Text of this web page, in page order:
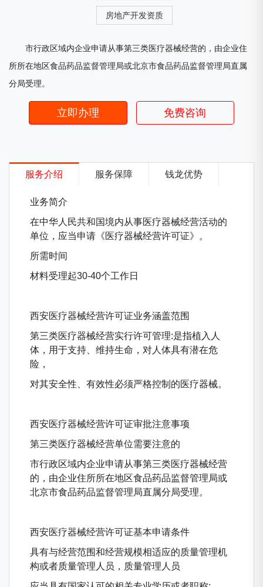
房地产开发资质
市行政区域内企业申请从事第三类医疗器械经营的，由企业住
所所在地区食品药品监督管理局或北京市食品药品监督管理局直属
分局受理。
立即办理 免费咨询
服务介绍 服务保障 钱龙优势
业务简介
在中华人民共和国境内从事医疗器械经营活动的
单位，应当申请《医疗器械经营许可证》。
所需时间
材料受理起30-40个工作日
西安医疗器械经营许可证业务涵盖范围
第三类医疗器械经营实行许可管理:是指植入人
体，用于支持、维持生命，对人体具有潜在危
险，
对其安全性、有效性必须严格控制的医疗器械。
西安医疗器械经营许可证审批注意事项
第三类医疗器械经营单位需要注意的
市行政区域内企业申请从事第三类医疗器械经营
的，由企业住所所在地区食品药品监督管理局或
北京市食品药品监督管理局直属分局受理。
西安医疗器械经营许可证基本申请条件
具有与经营范围和经营规模相适应的质量管理机
构或者质量管理人员，质量管理人员